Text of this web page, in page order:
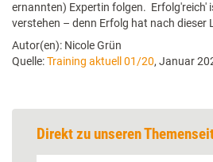
ernannten) Expertin folgen. Erfolg'reich'
verstehen – denn Erfolg hat nach dieser
Autor(en): Nicole Grün
Quelle:Training aktuell 01/20, Januar
Direkt zu unseren